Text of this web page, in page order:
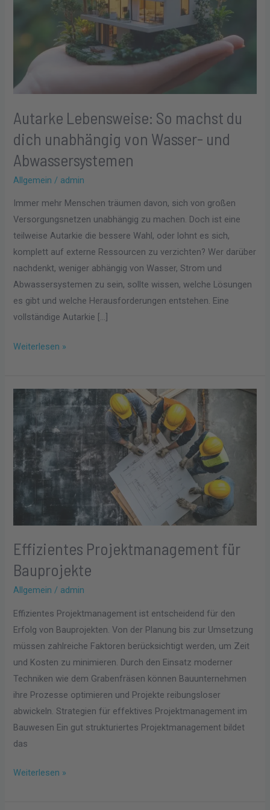
Autarke Lebensweise: So machst du
dich unabhängig von Wasser- und
Abwassersystemen
Allgemein / admin
Immer mehr Menschen träumen davon, sich von großen
Versorgungsnetzen unabhängig zu machen. Doch ist eine
teilweise Autarkie die bessere Wahl, oder lohnt es sich,
komplett auf externe Ressourcen zu verzichten? Wer darüber
nachdenkt, weniger abhängig von Wasser, Strom und
Abwassersystemen zu sein, sollte wissen, welche Lösungen
es gibt und welche Herausforderungen entstehen. Eine
vollständige Autarkie […]
unabhängig
Wasser-
und
Weiterlesen »
Effizientes Projektmanagement für
Bauprojekte
Allgemein / admin
Effizientes Projektmanagement ist entscheidend für den
Erfolg von Bauprojekten. Von der Planung bis zur Umsetzung
müssen zahlreiche Faktoren berücksichtigt werden, um Zeit
und Kosten zu minimieren. Durch den Einsatz moderner
Techniken wie dem Grabenfräsen können Bauunternehmen
ihre Prozesse optimieren und Projekte reibungsloser
abwickeln. Strategien für effektives Projektmanagement im
Bauwesen Ein gut strukturiertes Projektmanagement bildet
das
Effizientes
Projektmanagement
für
Bauprojekte
Weiterlesen »